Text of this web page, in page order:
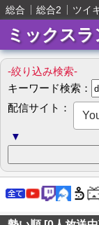
総合 総合2 ツイ
ミックス
-絞り込み検索-
キーワード検索：
配信サイト：
▼